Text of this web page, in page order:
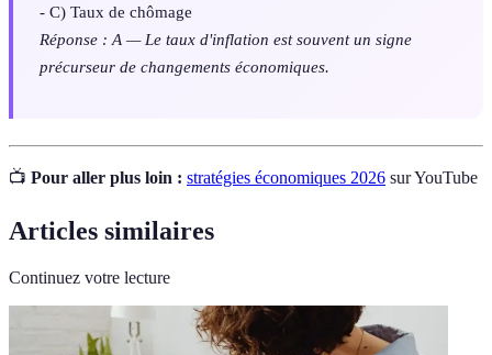
- C) Taux de chômage
Réponse : A — Le taux d'inflation est souvent un signe
précurseur de changements économiques.
📺 Pour aller plus loin : stratégies économiques 2026 sur YouTube
Articles similaires
Continuez votre lecture